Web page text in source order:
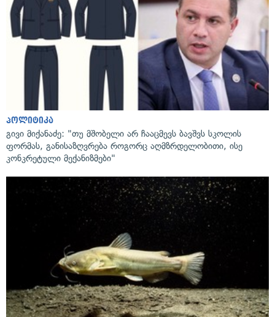
პოლიტიკა
გივი მიქანაძე: "თუ მშობელი არ ჩააცმევს ბავშვს სკოლის
ფორმას, განისაზღვრება როგორც აღმზრდელობითი, ისე
კონკრეტული მექანიზმები"